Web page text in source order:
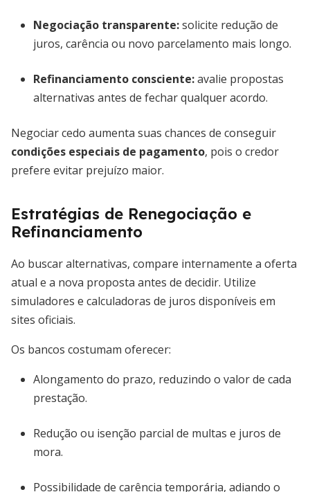
Negociação transparente:solicite redução de
juros, carência ou novo parcelamento mais longo.
Refinanciamento consciente:avalie propostas
alternativas antes de fechar qualquer acordo.
Negociar cedo aumenta suas chances de conseguir
condições especiais de pagamento, pois o credor
prefere evitar prejuízo maior.
Estratégias de Renegociação e
Refinanciamento
Ao buscar alternativas, compare internamente a oferta
atual e a nova proposta antes de decidir. Utilize
simuladores e calculadoras de juros disponíveis em
sites oficiais.
Os bancos costumam oferecer:
Alongamento do prazo, reduzindo o valor de cada
prestação.
Redução ou isenção parcial de multas e juros de
mora.
Possibilidade de carência temporária, adiando o